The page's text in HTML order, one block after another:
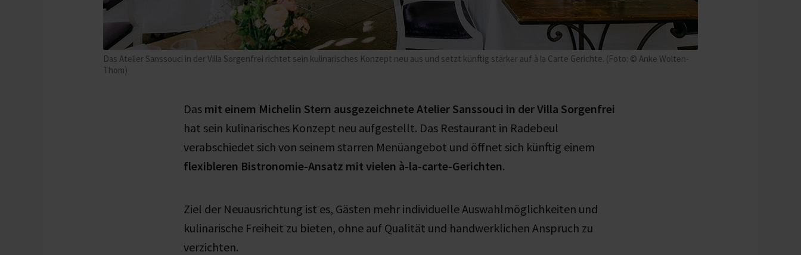
Das Atelier Sanssouci in der Villa Sorgenfrei richtet sein kulinarisches Konzept neu aus und setzt künftig stärker auf à la Carte Gerichte. (Foto: © Anke Wolten-
Thom)
Das mit einem Michelin Stern ausgezeichnete Atelier Sanssouci in der Villa Sorgenfrei
hat sein kulinarisches Konzept neu aufgestellt. Das Restaurant in Radebeul
verabschiedet sich von seinem starren Menüangebot und öffnet sich künftig einem
flexibleren Bistronomie-Ansatz mit vielen à-la-carte-Gerichten.
Ziel der Neuausrichtung ist es, Gästen mehr individuelle Auswahlmöglichkeiten und
kulinarische Freiheit zu bieten, ohne auf Qualität und handwerklichen Anspruch zu
verzichten.